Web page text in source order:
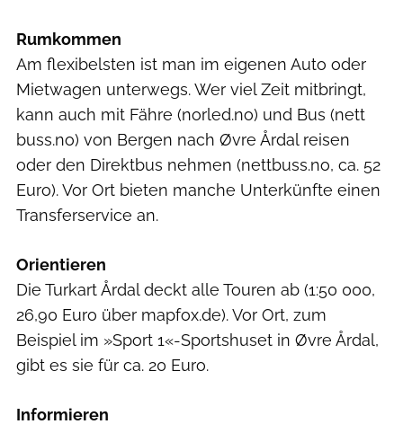
Rumkommen
Am flexibelsten ist man im eigenen Auto oder
Mietwagen unterwegs. Wer viel Zeit mitbringt,
kann auch mit Fähre (norled.no) und Bus (nett
buss.no) von Bergen nach Øvre Årdal reisen
oder den Direktbus nehmen (nettbuss.no, ca. 52
Euro). Vor Ort bieten manche Unterkünfte einen
Transferservice an.
Orientieren
Die Turkart Årdal deckt alle Touren ab (1:50 000,
26,90 Euro über mapfox.de). Vor Ort, zum
Beispiel im »Sport 1«-Sportshuset in Øvre Årdal,
gibt es sie für ca. 20 Euro.
Informieren